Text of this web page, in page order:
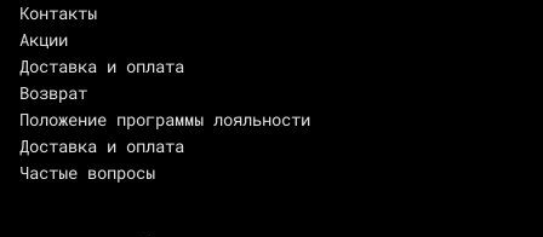
Контакты
Акции
Доставка и оплата
Возврат
Положение программы лояльности
Доставка и оплата
Частые вопросы